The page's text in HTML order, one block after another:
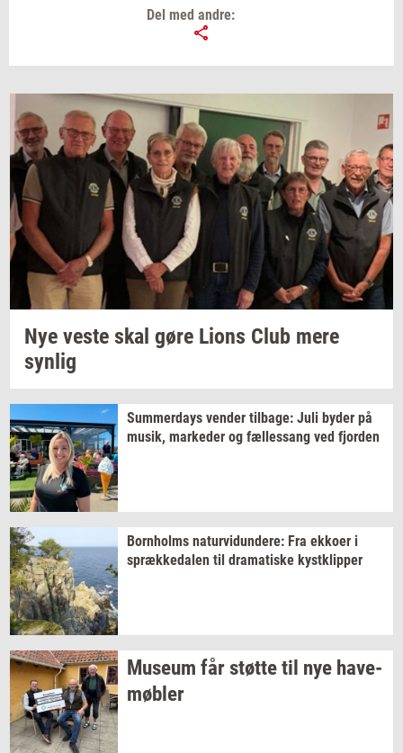
Del med andre:
Nye veste skal gøre Lions Club mere
syn­lig
Sum­mer­days ven­der til­ba­ge: Juli byder på
musik, mar­ke­der og fæl­les­sang ved fjor­den
Born­holms na­tur­vi­dun­de­re: Fra ek­ko­er i
spræk­ke­da­len til dra­ma­ti­ske kyst­klip­per
Mu­se­um fårstøt­tetil nye ha­ve­
møb­ler